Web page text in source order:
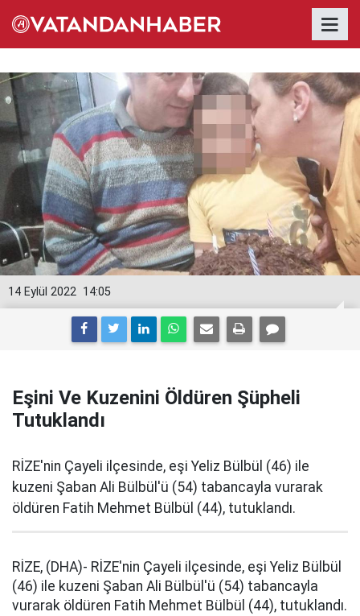
14:05
14 Eylül 2022
Eşini Ve Kuzenini Öldüren Şüpheli
Tutuklandı
RİZE'nin Çayeli ilçesinde, eşi Yeliz Bülbül (46) ile
kuzeni Şaban Ali Bülbül'ü (54) tabancayla vurarak
öldüren Fatih Mehmet Bülbül (44), tutuklandı.
RİZE, (DHA)- RİZE'nin Çayeli ilçesinde, eşi Yeliz Bülbül
(46) ile kuzeni Şaban Ali Bülbül'ü (54) tabancayla
vurarak öldüren Fatih Mehmet Bülbül (44), tutuklandı.